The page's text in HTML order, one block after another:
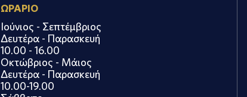
ΩΡΑΡΙΟ
Ιούνιος - Σεπτέμβριος
Δευτέρα - Παρασκευή
10.00 - 16.00
Οκτώβριος - Μάιος
Δευτέρα - Παρασκευή
10.00-19.00